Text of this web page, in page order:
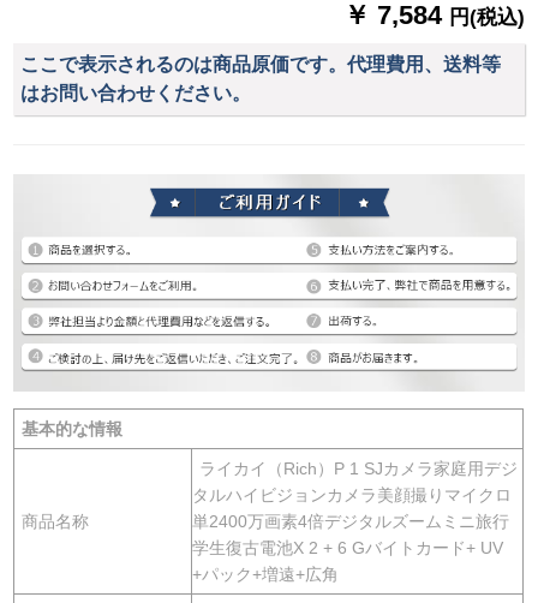
￥ 7,584 円(税込)
ここで表示されるのは商品原価です。代理費用、送料等
はお問い合わせください。
基本的な情報
商品名称
ライカイ（Rich）P 1 SJカメラ家庭用デジ
タルハイビジョンカメラ美顔撮りマイクロ
単2400万画素4倍デジタルズームミニ旅行
学生復古電池X 2 + 6 Gバイトカード+ UV
+パック+増遠+広角